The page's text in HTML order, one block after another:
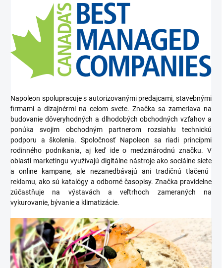
Napoleon spolupracuje s autorizovanými predajcami, stavebnými
firmami a dizajnérmi na celom svete. Značka sa zameriava na
budovanie dôveryhodných a dlhodobých obchodných vzťahov a
ponúka svojim obchodným partnerom rozsiahlu technickú
podporu a školenia. Spoločnosť Napoleon sa riadi princípmi
rodinného podnikania, aj keď ide o medzinárodnú značku. V
oblasti marketingu využívajú digitálne nástroje ako sociálne siete
a online kampane, ale nezanedbávajú ani tradičnú tlačenú
reklamu, ako sú katalógy a odborné časopisy. Značka pravidelne
zúčastňuje na výstavách a veľtrhoch zameraných na
vykurovanie, bývanie a klimatizácie.